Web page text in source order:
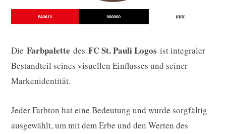
Die Farbpalette des FC St. Pauli Logos ist integraler
Bestandteil seines visuellen Einflusses und seiner
Markenidentität.
Jeder Farbton hat eine Bedeutung und wurde sorgfältig
ausgewählt, um mit dem Erbe und den Werten des